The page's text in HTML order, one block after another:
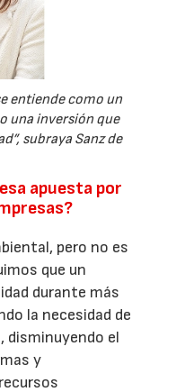
entiende como un
una inversión que
subraya Sanz de
apuesta por
pero no es
que un
durante más
la necesidad de
disminuyendo el
y